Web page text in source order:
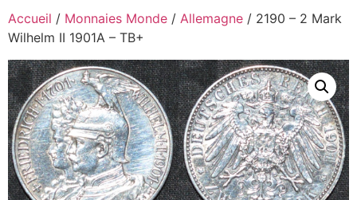
Accueil / Monnaies Monde / Allemagne / 2190 – 2 Mark
Wilhelm II 1901A – TB+